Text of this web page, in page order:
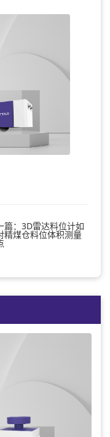
篇：3D雷达料位计如
精煤仓料位体积测量